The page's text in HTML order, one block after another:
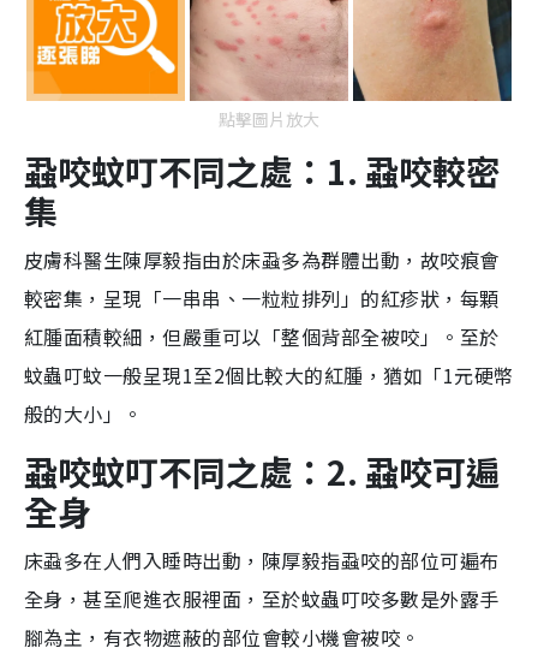
點擊圖片放大
蝨咬蚊叮不同之處：1. 蝨咬較密
集
皮膚科醫生陳厚毅指由於床蝨多為群體出動，故咬痕會
較密集，呈現「一串串、一粒粒排列」的紅疹狀，每顆
紅腫面積較細，但嚴重可以「整個背部全被咬」。至於
蚊蟲叮蚊一般呈現1至2個比較大的紅腫，猶如「1元硬幣
般的大小」。
蝨咬蚊叮不同之處：2. 蝨咬可遍
全身
床蝨多在人們入睡時出動，陳厚毅指蝨咬的部位可遍布
全身，甚至爬進衣服裡面，至於蚊蟲叮咬多數是外露手
腳為主，有衣物遮蔽的部位會較小機會被咬。